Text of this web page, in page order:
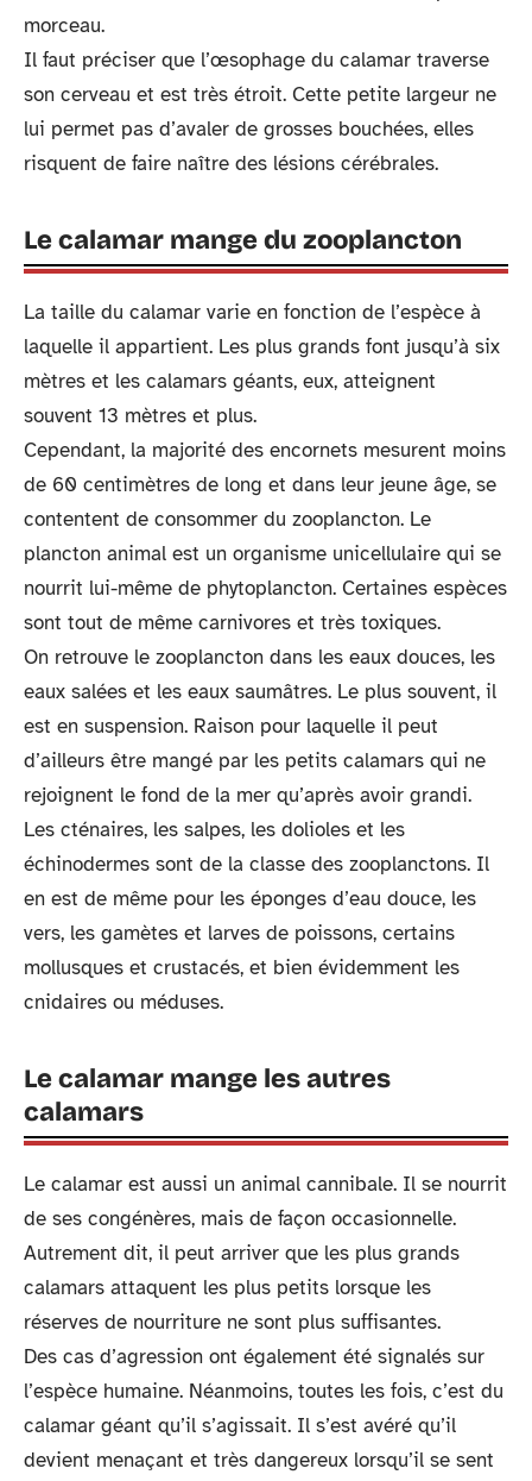
morceau.
Il faut préciser que l’œsophage du calamar traverse
son cerveau et est très étroit. Cette petite largeur ne
lui permet pas d’avaler de grosses bouchées, elles
risquent de faire naître des lésions cérébrales.
Le calamar mange du zooplancton
La taille du calamar varie en fonction de l’espèce à
laquelle il appartient. Les plus grands font jusqu’à six
mètres et les calamars géants, eux, atteignent
souvent 13 mètres et plus.
Cependant, la majorité des encornets mesurent moins
de 60 centimètres de long et dans leur jeune âge, se
contentent de consommer du zooplancton. Le
plancton animal est un organisme unicellulaire qui se
nourrit lui-même de phytoplancton. Certaines espèces
sont tout de même carnivores et très toxiques.
On retrouve le zooplancton dans les eaux douces, les
eaux salées et les eaux saumâtres. Le plus souvent, il
est en suspension. Raison pour laquelle il peut
d’ailleurs être mangé par les petits calamars qui ne
rejoignent le fond de la mer qu’après avoir grandi.
Les cténaires, les salpes, les dolioles et les
échinodermes sont de la classe des zooplanctons. Il
en est de même pour les éponges d’eau douce, les
vers, les gamètes et larves de poissons, certains
mollusques et crustacés, et bien évidemment les
cnidaires ou méduses.
Le calamar mange les autres
calamars
Le calamar est aussi un animal cannibale. Il se nourrit
de ses congénères, mais de façon occasionnelle.
Autrement dit, il peut arriver que les plus grands
calamars attaquent les plus petits lorsque les
réserves de nourriture ne sont plus suffisantes.
Des cas d’agression ont également été signalés sur
l’espèce humaine. Néanmoins, toutes les fois, c’est du
calamar géant qu’il s’agissait. Il s’est avéré qu’il
devient menaçant et très dangereux lorsqu’il se sent